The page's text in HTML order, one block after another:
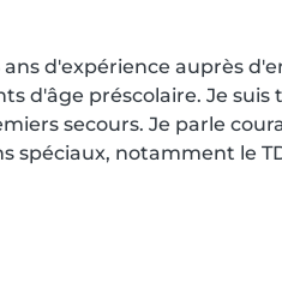
d'expérience auprès
d'âge préscolaire. Je
secours. Je parle
spéciaux, notamment le